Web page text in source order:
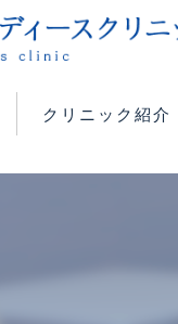
クリニック紹介